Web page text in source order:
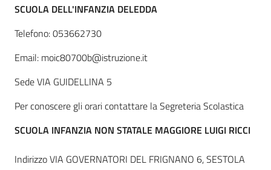
SCUOLA DELL'INFANZIA DELEDDA
Telefono: 053662730
Email: moic80700b@istruzione.it
Sede VIA GUIDELLINA 5
Per conoscere gli orari contattare la Segreteria Scolastica
SCUOLA INFANZIA NON STATALE MAGGIORE LUIGI RICCI
Indirizzo VIA GOVERNATORI DEL FRIGNANO 6, SESTOLA